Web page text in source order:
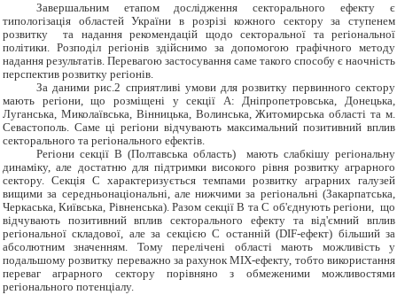
Завершальним етапом дослідження секторального ефекту є
типологізація областей України в розрізі кожного сектору за ступенем
розвитку та надання рекомендацій щодо секторальної та регіональної
політики. Розподіл регіонів здійснимо за допомогою графічного методу
надання результатів. Перевагою застосування саме такого способу є наочність
перспектив розвитку регіонів.
За даними рис.2 сприятливі умови для розвитку первинного сектору
мають регіони, що розміщені у секції А: Дніпропетровська, Донецька,
Луганська, Миколаївська, Вінницька, Волинська, Житомирська області та м.
Севастополь. Саме ці регіони відчувають максимальний позитивний вплив
секторального та регіонального ефектів.
Регіони секції B (Полтавська область) мають слабкішу регіональну
динаміку, але достатню для підтримки високого рівня розвитку аграрного
сектору. Секція С характеризується темпами розвитку аграрних галузей
вищими за середньонаціональні, але нижчими за регіональні (Закарпатська,
Черкаська, Київська, Рівненська). Разом секції B та C об'єднують регіони, що
відчувають позитивний вплив секторального ефекту та від'ємний вплив
регіональної складової, але за секцією С останній (DIF-ефект) більший за
абсолютним значенням. Тому перелічені області мають можливість у
подальшому розвитку переважно за рахунок MIX-ефекту, тобто використання
переваг аграрного сектору порівняно з обмеженими можливостями
регіонального потенціалу.